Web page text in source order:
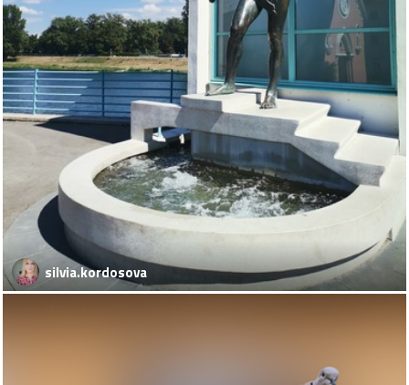
silvia.kordosova